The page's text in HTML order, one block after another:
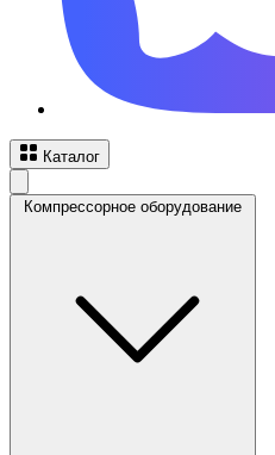
Каталог
Компрессорное оборудование